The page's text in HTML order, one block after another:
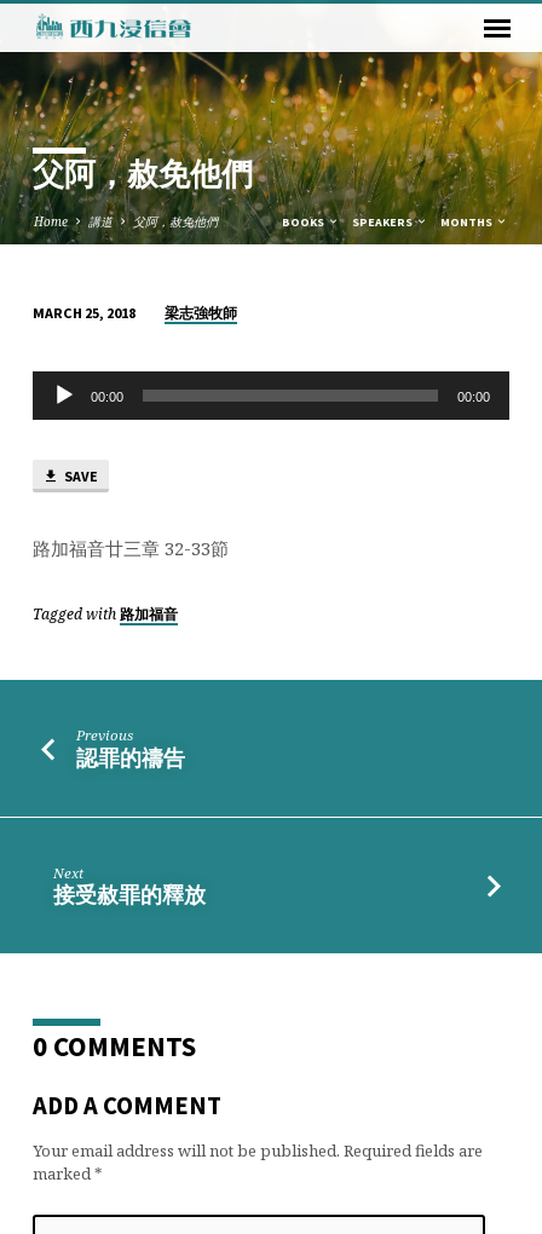
父阿，赦免他們
Home 講道 父阿，赦免他們 BOOKS SPEAKERS MONTHS
阿，
赦
免
們
MARCH 25, 2018 梁志強牧師
Audio
Player
00:00 00:00
SAVE
路加福音廿三章 32-33節
Tagged with 路加福音
Previous
認罪的禱告
Next
接受赦罪的釋放
0 COMMENTS
ADD A COMMENT
Your email address will not be published. Required fields are
marked *